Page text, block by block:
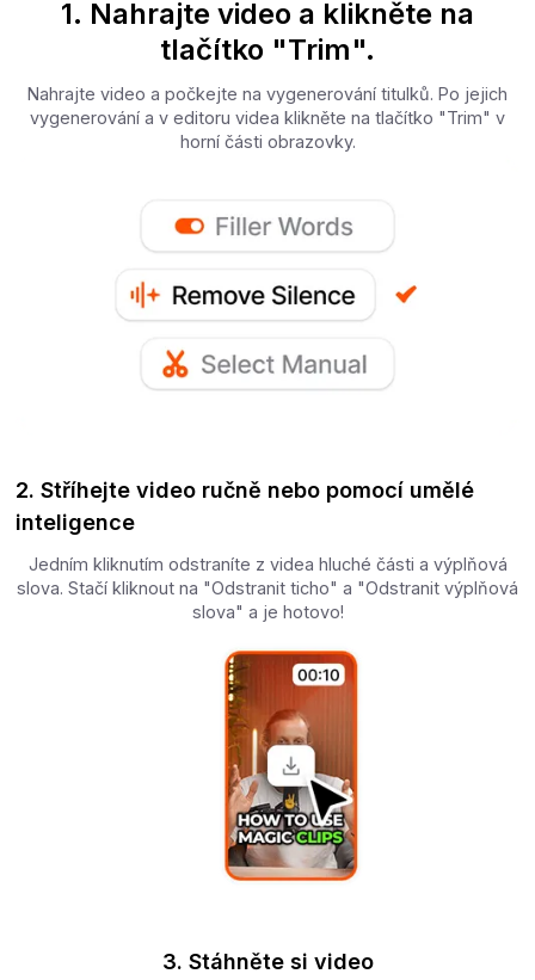
1. Nahrajte video a klikněte na
tlačítko "Trim".
Nahrajte video a počkejte na vygenerování titulků. Po jejich
vygenerování a v editoru videa klikněte na tlačítko "Trim" v
horní části obrazovky.
2. Stříhejte video ručně nebo pomocí umělé
inteligence
Jedním kliknutím odstraníte z videa hluché části a výplňová
slova. Stačí kliknout na "Odstranit ticho" a "Odstranit výplňová
slova" a je hotovo!
3. Stáhněte si video